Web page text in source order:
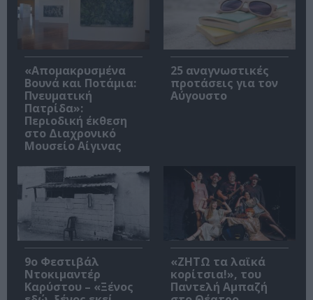
«Απομακρυσμένα
Βουνά και Ποτάμια:
Πνευματική
Πατρίδα»:
Περιοδική έκθεση
στο Διαχρονικό
Μουσείο Αίγινας
25 αναγνωστικές
προτάσεις για τον
Αύγουστο
9ο Φεστιβάλ
Ντοκιμαντέρ
Καρύστου – «Ξένος
«ΖΗΤΩ τα λαϊκά
κορίτσια!», του
Παντελή Αμπαζή